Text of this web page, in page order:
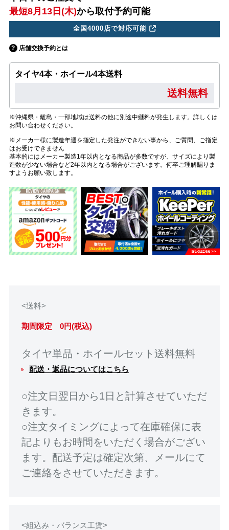
最短8月13日(木)から取付予約可能
全国4000店で対応可能
店舗交換予約とは
タイヤ4本・ホイール4本送料
送料無料
※沖縄県・離島・一部地域は送料の他に別途中継料が発生します。詳しくは
お問い合わせください。
※メーカー様に製造年週を指定した発注ができない事から、ご質問、ご指定
はお受けできません
基本的にはメーカー製造1年以内となる商品が多数ですが、サイズにより製
造数が少ない場合など2年以内となる場合がございます。何卒ご理解賜りま
すようお願い致します。
<送料>
期間限定 0円(税込)
タイヤ単品・ホイールセット送料無料
配送・返品についてはこちら
○注文日翌日から1日と計算させていただ
きます。
○注文タイミングによって在庫確保に表
記よりもお時間をいただく場合がござい
ます。配送予定は確定次第、メールにて
ご連絡をさせていただきます。
<組込み・バランス工賃>